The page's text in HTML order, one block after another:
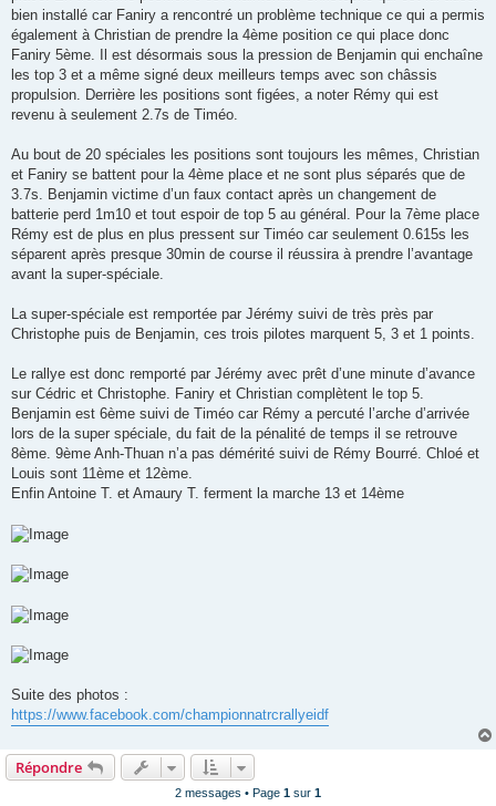
bien installé car Faniry a rencontré un problème technique ce qui a permis
également à Christian de prendre la 4ème position ce qui place donc
Faniry 5ème. Il est désormais sous la pression de Benjamin qui enchaîne
les top 3 et a même signé deux meilleurs temps avec son châssis
propulsion. Derrière les positions sont figées, a noter Rémy qui est
revenu à seulement 2.7s de Timéo.
Au bout de 20 spéciales les positions sont toujours les mêmes, Christian
et Faniry se battent pour la 4ème place et ne sont plus séparés que de
3.7s. Benjamin victime d’un faux contact après un changement de
batterie perd 1m10 et tout espoir de top 5 au général. Pour la 7ème place
Rémy est de plus en plus pressent sur Timéo car seulement 0.615s les
séparent après presque 30min de course il réussira à prendre l’avantage
avant la super-spéciale.
La super-spéciale est remportée par Jérémy suivi de très près par
Christophe puis de Benjamin, ces trois pilotes marquent 5, 3 et 1 points.
Le rallye est donc remporté par Jérémy avec prêt d’une minute d’avance
sur Cédric et Christophe. Faniry et Christian complètent le top 5.
Benjamin est 6ème suivi de Timéo car Rémy a percuté l’arche d’arrivée
lors de la super spéciale, du fait de la pénalité de temps il se retrouve
8ème. 9ème Anh-Thuan n’a pas démérité suivi de Rémy Bourré. Chloé et
Louis sont 11ème et 12ème.
Enfin Antoine T. et Amaury T. ferment la marche 13 et 14ème
Suite des photos :
https://www.facebook.com/championnatrcrallyeidf
Répondre
2 messages • Page 1 sur 1